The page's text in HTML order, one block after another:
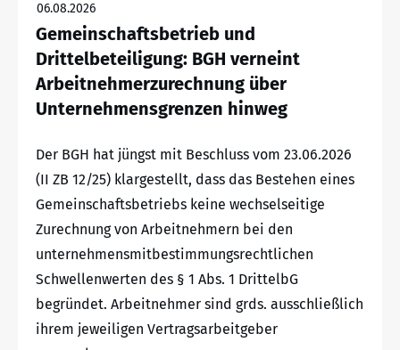
06.08.2026
Gemeinschaftsbetrieb und
Drittelbeteiligung: BGH verneint
Arbeitnehmerzurechnung über
Unternehmensgrenzen hinweg
Der BGH hat jüngst mit Beschluss vom 23.06.2026
(II ZB 12/25) klargestellt, dass das Bestehen eines
Gemeinschaftsbetriebs keine wechselseitige
Zurechnung von Arbeitnehmern bei den
unternehmensmitbestimmungsrechtlichen
Schwellenwerten des § 1 Abs. 1 DrittelbG
begründet. Arbeitnehmer sind grds. ausschließlich
ihrem jeweiligen Vertragsarbeitgeber